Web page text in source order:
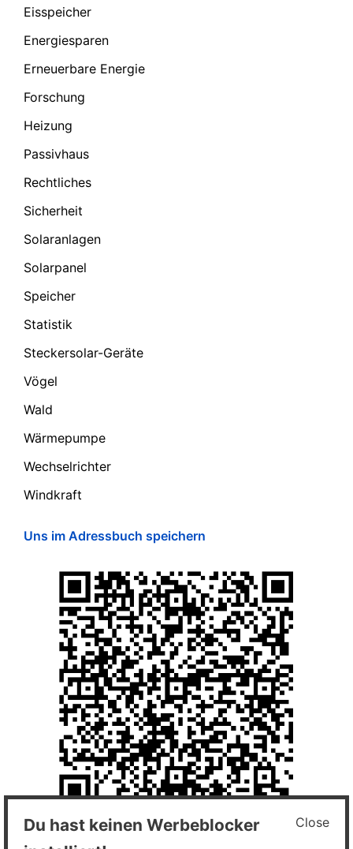
Eisspeicher
Energiesparen
Erneuerbare Energie
Forschung
Heizung
Passivhaus
Rechtliches
Sicherheit
Solaranlagen
Solarpanel
Speicher
Statistik
Steckersolar-Geräte
Vögel
Wald
Wärmepumpe
Wechselrichter
Windkraft
Uns im Adressbuch speichern
Impressum und Datenschutz
Close
Du hast keinen Werbeblocker